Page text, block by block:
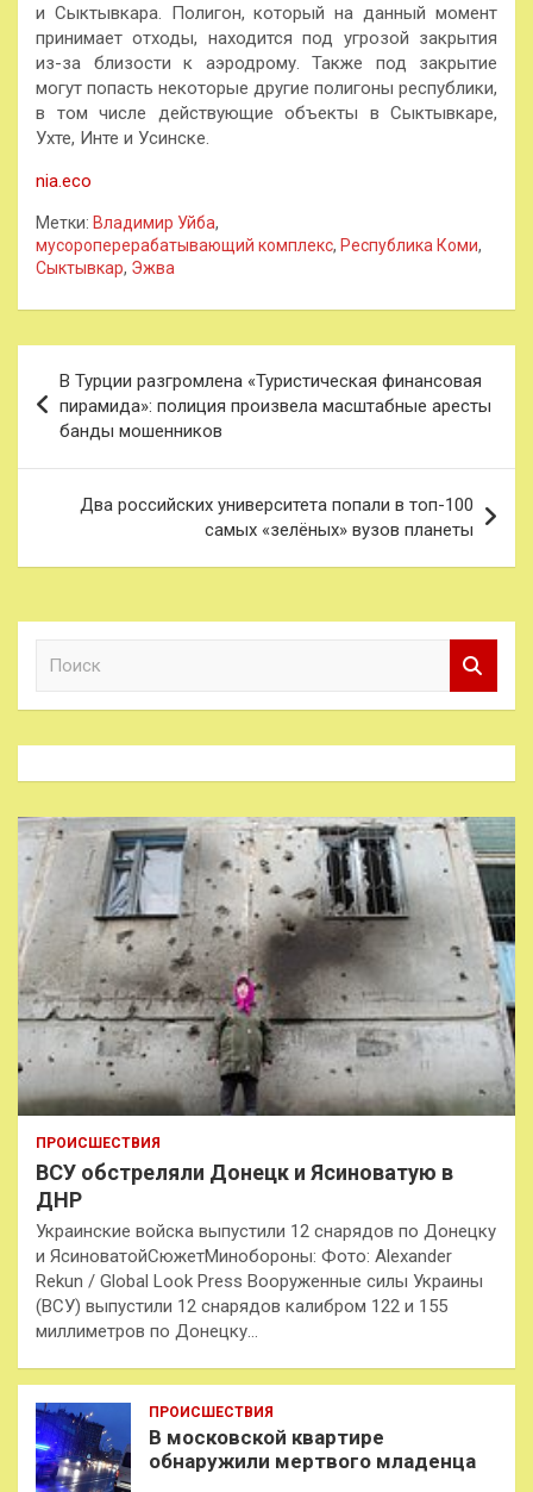
и Сыктывкара. Полигон, который на данный момент
принимает отходы, находится под угрозой закрытия
из-за близости к аэродрому. Также под закрытие
могут попасть некоторые другие полигоны республики,
в том числе действующие объекты в Сыктывкаре,
Ухте, Инте и Усинске.
nia.eco
Метки: Владимир Уйба,
мусороперерабатывающий комплекс, Республика Коми,
Сыктывкар, Эжва
по
записям
В Турции разгромлена «Туристическая финансовая
пирамида»: полиция произвела масштабные аресты
банды мошенников
Два российских университета попали в топ-100
самых «зелёных» вузов планеты
к
ПРОИСШЕСТВИЯ
ВСУ обстреляли Донецк и Ясиноватую в
ДНР
Украинские войска выпустили 12 снарядов по Донецку
и ЯсиноватойСюжетМинобороны: Фото: Alexander
Rekun / Global Look Press Вооруженные силы Украины
(ВСУ) выпустили 12 снарядов калибром 122 и 155
миллиметров по Донецку…
ПРОИСШЕСТВИЯ
В московской квартире
обнаружили мертвого младенца